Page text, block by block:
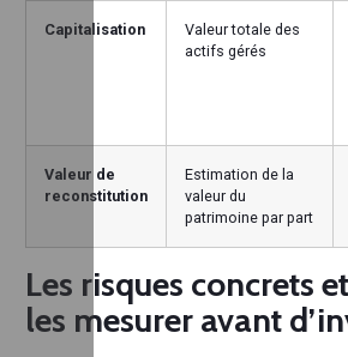
Capitalisation
Valeur totale des
actifs gérés
Valeur de
reconstitution
Estimation de la
valeur du
patrimoine par part
Les risques concrets
les mesurer avant